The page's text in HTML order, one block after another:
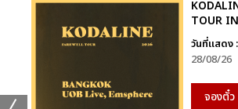
TOUR
วันที่แสดง :
28/08/26
จองตั๋ว